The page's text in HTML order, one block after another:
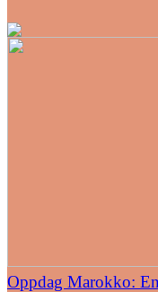
Oppdag Marokko: